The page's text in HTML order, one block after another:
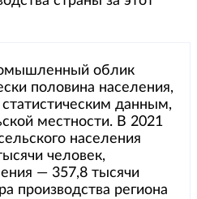
облик
половина населения,
данным,
местности. В 2021
населения
человек,
— 357,8 тысячи
производства региона